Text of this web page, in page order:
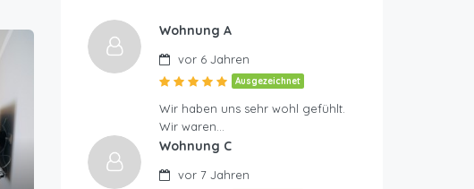
Wohnung A
vor 6 Jahren
Ausgezeichnet
Wir haben uns sehr wohl gefühlt.
Wir waren…
Wohnung C
vor 7 Jahren